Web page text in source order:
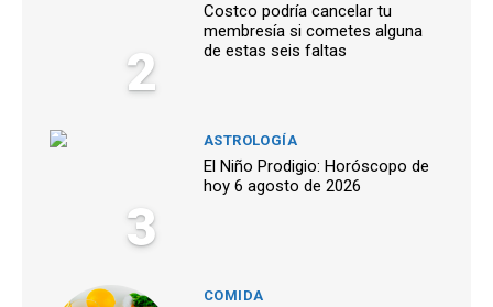
2
Costco podría cancelar tu
membresía si cometes alguna
de estas seis faltas
3
ASTROLOGÍA
El Niño Prodigio: Horóscopo de
hoy 6 agosto de 2026
COMIDA